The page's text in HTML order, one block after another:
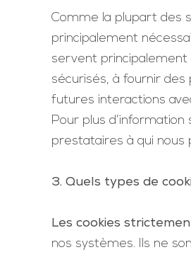
Comme la plupart des
principalement
servent principalement
sécurisés, à fournir
futures interactions
Pour plus
prestataires à qui nous
3. Quels types de
Les cookies
nos systèmes. Ils ne